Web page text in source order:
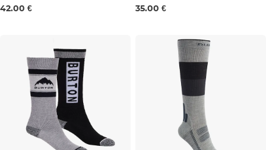
S
42.00 € S
35.00 €